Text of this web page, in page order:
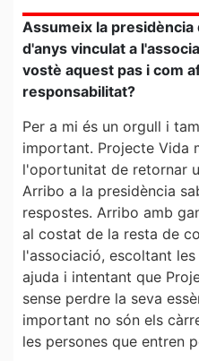
Assumeix la
d'anys vinculat a
vostè aquest pas i com
responsabilitat?
Per a mi és un orgull i
important. Projecte Vida
l'oportunitat de retornar
Arribo a la presidència
respostes. Arribo amb
al costat de la resta de
l'associació, escoltant
ajuda i intentant que
sense perdre la seva
important no són els
les persones que entren